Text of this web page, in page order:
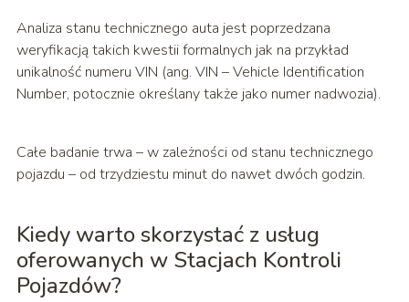
Analiza stanu technicznego auta jest poprzedzana
weryfikacją takich kwestii formalnych jak na przykład
unikalność numeru VIN (ang. VIN – Vehicle Identification
Number, potocznie określany także jako numer nadwozia).
Całe badanie trwa – w zależności od stanu technicznego
pojazdu – od trzydziestu minut do nawet dwóch godzin.
Kiedy warto skorzystać z usług
oferowanych w Stacjach Kontroli
Pojazdów?